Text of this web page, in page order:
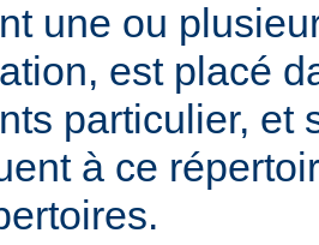
une ou
est placé
particulier, et
à ce